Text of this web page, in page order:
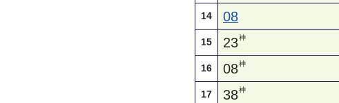
14 08
15 23神
16 08神
17 38神